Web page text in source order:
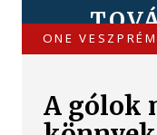
ONE
A gólok